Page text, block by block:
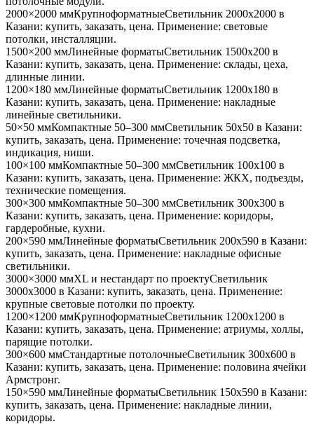
2000×2000 ммКрупноформатныеСветильник 2000x2000 в
Казани: купить, заказать, цена. Применение: световые
потолки, инсталляции.
1500×200 ммЛинейные форматыСветильник 1500x200 в
Казани: купить, заказать, цена. Применение: склады, цеха,
длинные линии.
1200×180 ммЛинейные форматыСветильник 1200x180 в
Казани: купить, заказать, цена. Применение: накладные
линейные светильники.
50×50 ммКомпактные 50–300 ммСветильник 50x50 в Казани:
купить, заказать, цена. Применение: точечная подсветка,
индикация, ниши.
100×100 ммКомпактные 50–300 ммСветильник 100x100 в
Казани: купить, заказать, цена. Применение: ЖКХ, подъезды,
технические помещения.
300×300 ммКомпактные 50–300 ммСветильник 300x300 в
Казани: купить, заказать, цена. Применение: коридоры,
гардеробные, кухни.
200×590 ммЛинейные форматыСветильник 200x590 в Казани:
купить, заказать, цена. Применение: накладные офисные
светильники.
3000×3000 ммXL и нестандарт по проектуСветильник
3000x3000 в Казани: купить, заказать, цена. Применение:
крупные световые потолки по проекту.
1200×1200 ммКрупноформатныеСветильник 1200x1200 в
Казани: купить, заказать, цена. Применение: атриумы, холлы,
парящие потолки.
300×600 ммСтандартные потолочныеСветильник 300x600 в
Казани: купить, заказать, цена. Применение: половина ячейки
Армстронг.
150×590 ммЛинейные форматыСветильник 150x590 в Казани:
купить, заказать, цена. Применение: накладные линии,
коридоры.